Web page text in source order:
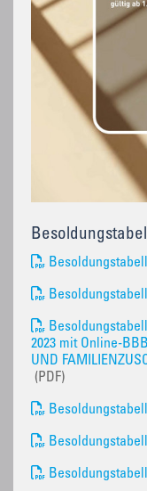
2023 mit Online-
UND
(PDF)